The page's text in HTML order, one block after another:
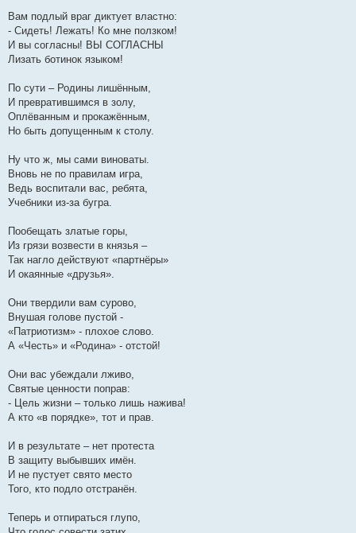
Вам подлый враг диктует властно:
- Сидеть! Лежать! Ко мне ползком!
И вы согласны! ВЫ СОГЛАСНЫ
Лизать ботинок языком!
По сути – Родины лишённым,
И превратившимся в золу,
Оплёванным и прокажённым,
Но быть допущенным к столу.
Ну что ж, мы сами виноваты.
Вновь не по правилам игра,
Ведь воспитали вас, ребята,
Учебники из-за бугра.
Пообещать златые горы,
Из грязи возвести в князья –
Так нагло действуют «партнёры»
И окаянные «друзья».
Они твердили вам сурово,
Внушая голове пустой -
«Патриотизм» - плохое слово.
А «Честь» и «Родина» - отстой!
Они вас убеждали лживо,
Святые ценности поправ:
- Цель жизни – только лишь нажива!
А кто «в порядке», тот и прав.
И в результате – нет протеста
В защиту выбывших имён.
И не пустует свято место
Того, кто подло отстранён.
Теперь и отпираться глупо,